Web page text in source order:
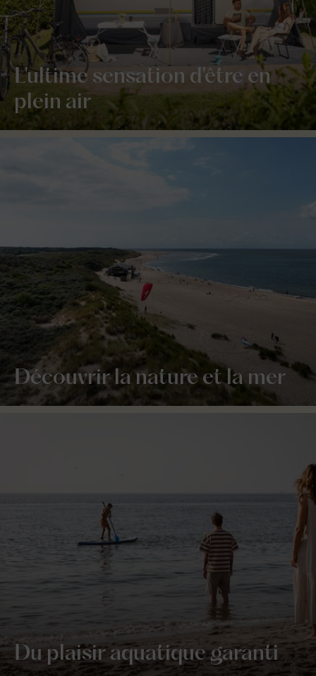
L'ultime sensation d'être en
plein air
Découvrir la nature et la mer
Du plaisir aquatique garanti